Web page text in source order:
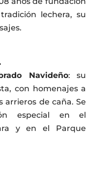
lechera, su
Navideño: su
con homenajes a
arrieros de caña. Se
especial en el
y en el Parque